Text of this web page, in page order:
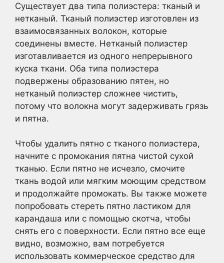
Существует два типа полиэстера: тканый и
нетканый. Тканый полиэстер изготовлен из
взаимосвязанных волокон, которые
соединены вместе. Нетканый полиэстер
изготавливается из одного непрерывного
куска ткани. Оба типа полиэстера
подвержены образованию пятен, но
нетканый полиэстер сложнее чистить,
потому что волокна могут задерживать грязь
и пятна.
Чтобы удалить пятно с тканого полиэстера,
начните с промокания пятна чистой сухой
тканью. Если пятно не исчезло, смочите
ткань водой или мягким моющим средством
и продолжайте промокать. Вы также можете
попробовать стереть пятно ластиком для
карандаша или с помощью скотча, чтобы
снять его с поверхности. Если пятно все еще
видно, возможно, вам потребуется
использовать коммерческое средство для